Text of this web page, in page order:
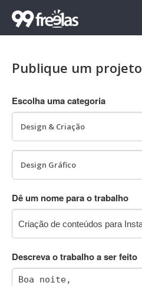
Publique um projeto
Escolha uma categoria
Dê um nome para o trabalho
Descreva o trabalho a ser feito